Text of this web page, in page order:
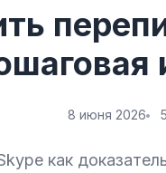
8 июня 2026
как